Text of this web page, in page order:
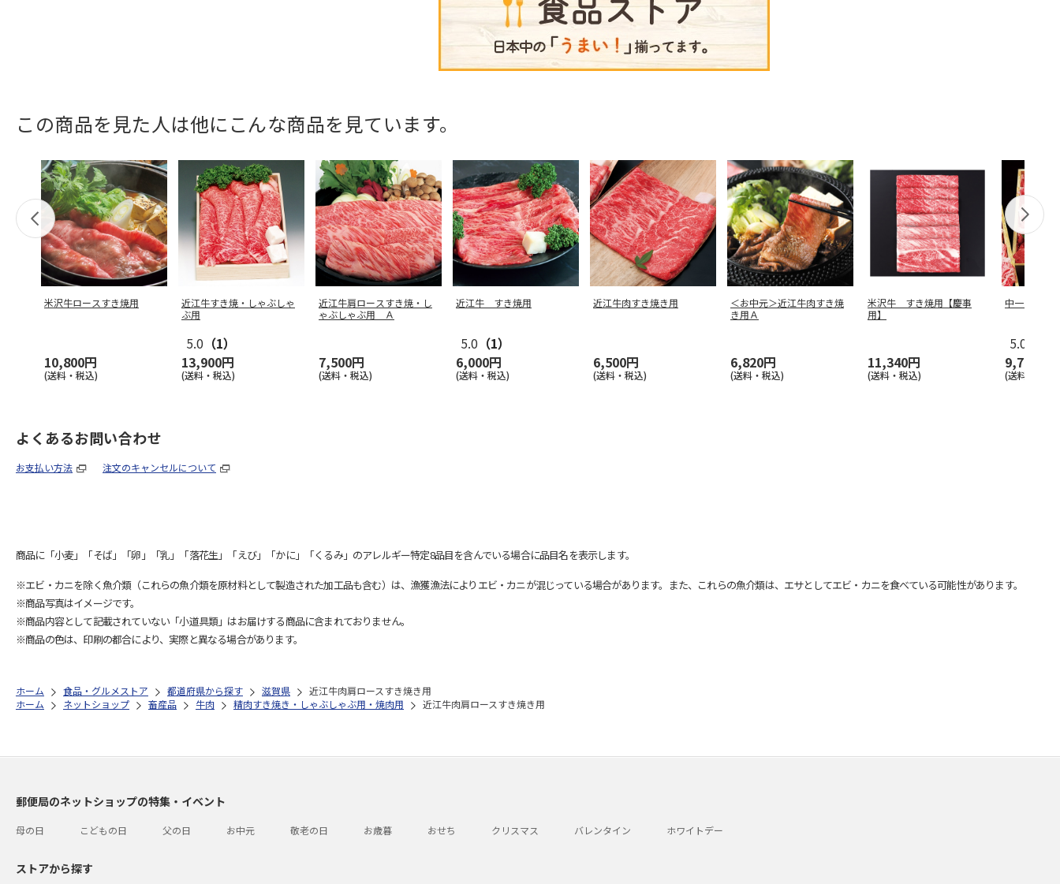
この商品を見た人は他にこんな商品を見ています。
米沢牛ロースすき焼用
10,800円
(送料・税込)
近江牛すき焼・しゃぶしゃ
ぶ用
5.0 （1）
13,900円
(送料・税込)
近江牛肩ロースすき焼・し
ゃぶしゃぶ用 Ａ
7,500円
(送料・税込)
近江牛 すき焼用
5.0 （1）
6,000円
(送料・税込)
近江牛肉すき焼き用
6,500円
(送料・税込)
＜お中元＞近江牛肉すき焼
き用Ａ
6,820円
(送料・税込)
米沢牛 すき焼用【慶事
用】
11,340円
(送料・税込)
中一の松阪
5.0
9,700円
(送料・税込)
よくあるお問い合わせ
お支払い方法 注文のキャンセルについて
商品に「小麦」「そば」「卵」「乳」「落花生」「えび」「かに」「くるみ」のアレルギー特定8品目を含んでいる場合に品目名を表示します。
※エビ・カニを除く魚介類（これらの魚介類を原材料として製造された加工品も含む）は、漁獲漁法によりエビ・カニが混じっている場合があります。また、これらの魚介類は、エサとしてエビ・カニを食べている可能性があります。
※商品写真はイメージです。
※商品内容として記載されていない「小道具類」はお届けする商品に含まれておりません。
※商品の色は、印刷の都合により、実際と異なる場合があります。
ホーム 食品・グルメストア 都道府県から探す 滋賀県
近江牛肉肩ロースすき焼き用
ホーム
ネットショップ 畜産品 牛肉 精肉すき焼き・しゃぶしゃぶ用・焼肉用 近江牛肉肩ロースすき焼き用
郵便局のネットショップの特集・イベント
母の日 こどもの日 父の日 お中元 敬老の日 お歳暮 おせち クリスマス バレンタイン ホワイトデー
ストアから探す